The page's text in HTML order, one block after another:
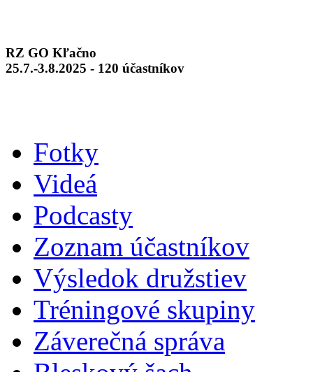
RZ GO Kľačno
25.7.-3.8.2025 - 120 účastníkov
Fotky
Videá
Podcasty
Zoznam účastníkov
Výsledok družstiev
Tréningové skupiny
Záverečná správa